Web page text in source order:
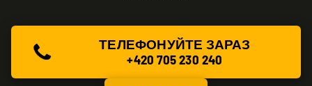
ТЕЛЕФОНУЙТЕ ЗАРАЗ
+420 705 230 240